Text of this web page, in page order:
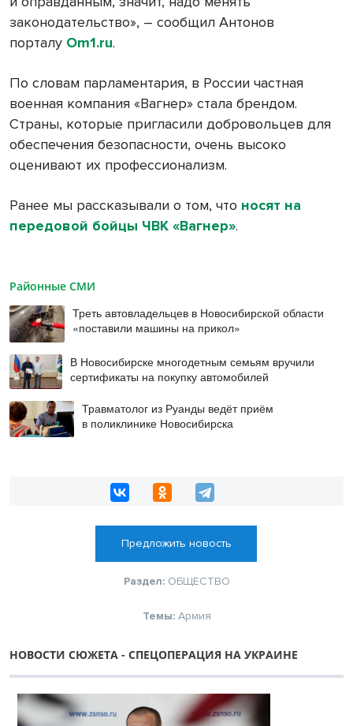
законодательство», – сообщил Антонов
порталу Om1.ru.
По словам парламентария, в России частная
военная компания «Вагнер» стала брендом.
Страны, которые пригласили добровольцев для
обеспечения безопасности, очень высоко
оценивают их профессионализм.
Ранее мы рассказывали о том, что носят на
передовой бойцы ЧВК «Вагнер».
Районные СМИ
Треть автовладельцев в Новосибирской области
«поставили машины на прикол»
В Новосибирске многодетным семьям вручили
сертификаты на покупку автомобилей
Травматолог из Руанды ведёт приём
в поликлинике Новосибирска
Предложить новость
Раздел: ОБЩЕСТВО
Темы: Армия
НОВОСТИ СЮЖЕТА - СПЕЦОПЕРАЦИЯ НА УКРАИНЕ